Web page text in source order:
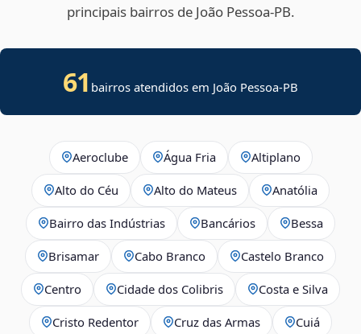
principais bairros de João Pessoa‑PB.
61 bairros atendidos em João Pessoa-PB
Aeroclube Água Fria Altiplano
Alto do Céu Alto do Mateus Anatólia
Bairro das Indústrias Bancários Bessa
Brisamar Cabo Branco Castelo Branco
Centro Cidade dos Colibris Costa e Silva
Cristo Redentor Cruz das Armas Cuiá